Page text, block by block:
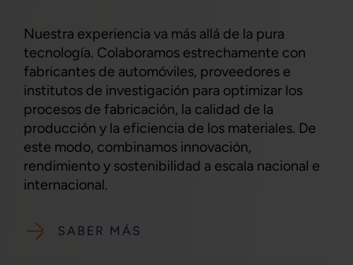
Nuestra experiencia va más allá de la pura
tecnología. Colaboramos estrechamente con
fabricantes de automóviles, proveedores e
institutos de investigación para optimizar los
procesos de fabricación, la calidad de la
producción y la eficiencia de los materiales. De
este modo, combinamos innovación,
rendimiento y sostenibilidad a escala nacional e
internacional.
SABER MÁS